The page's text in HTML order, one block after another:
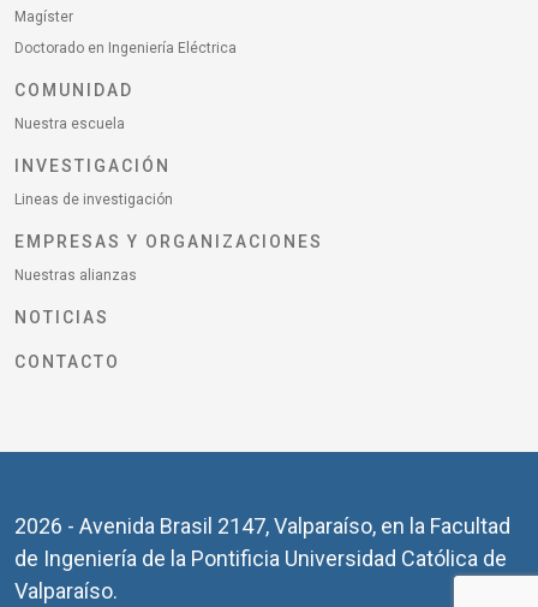
Magíster
Doctorado en Ingeniería Eléctrica
COMUNIDAD
Nuestra escuela
INVESTIGACIÓN
Lineas de investigación
EMPRESAS Y ORGANIZACIONES
Nuestras alianzas
NOTICIAS
CONTACTO
2026 - Avenida Brasil 2147, Valparaíso, en la Facultad
de Ingeniería de la Pontificia Universidad Católica de
Valparaíso.